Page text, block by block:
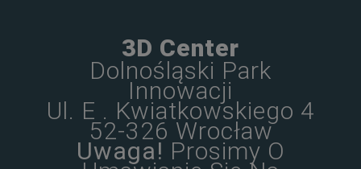
3D Center
Dolnośląski Park
Innowacji
Ul. E . Kwiatkowskiego 4
52-326 Wrocław
Uwaga! Prosimy O